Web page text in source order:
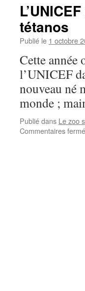
tétanos
Publié le 1 octobre
Cette année
l’UNICEF
nouveau né
monde ;
Publié dans Le zoo
Commentaires